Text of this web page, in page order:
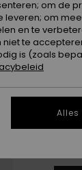
XS
om de
om
en te
te
is (zoals
Alles